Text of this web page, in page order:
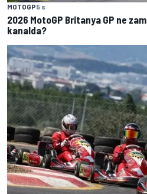
MOTOGP5 s
2026 MotoGP Britanya GP ne
kanalda?